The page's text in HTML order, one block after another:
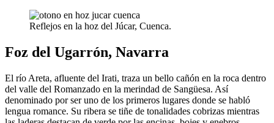
Reflejos en la hoz del Júcar, Cuenca.
Foz del Ugarrón, Navarra
El río Areta, afluente del Irati, traza un bello cañón en la roca dentro
del valle del Romanzado en la merindad de Sangüesa. Así
denominado por ser uno de los primeros lugares donde se habló
lengua romance. Su ribera se tiñe de tonalidades cobrizas mientras